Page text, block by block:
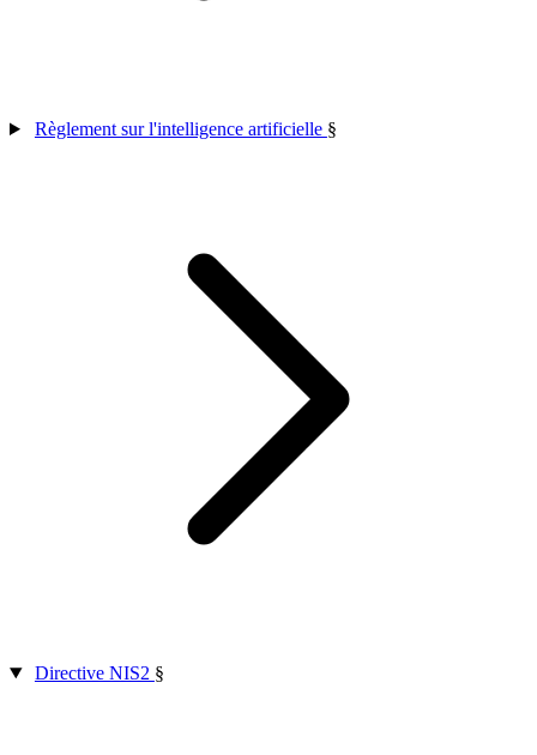
Règlement sur l'intelligence artificielle §
Directive NIS2 §